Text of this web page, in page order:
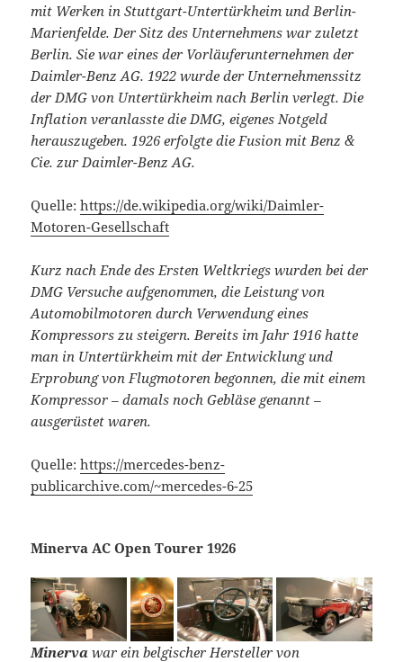
mit Werken in Stuttgart-Untertürkheim und Berlin-
Marienfelde. Der Sitz des Unternehmens war zuletzt
Berlin. Sie war eines der Vorläuferunternehmen der
Daimler-Benz AG. 1922 wurde der Unternehmenssitz
der DMG von Untertürkheim nach Berlin verlegt. Die
Inflation veranlasste die DMG, eigenes Notgeld
herauszugeben. 1926 erfolgte die Fusion mit Benz &
Cie. zur Daimler-Benz AG.
Quelle:https://de.wikipedia.org/wiki/Daimler-
Motoren-Gesellschaft
Kurz nach Ende des Ersten Weltkriegs wurden bei der
DMG Versuche aufgenommen, die Leistung von
Automobilmotoren durch Verwendung eines
Kompressors zu steigern. Bereits im Jahr 1916 hatte
man in Untertürkheim mit der Entwicklung und
Erprobung von Flugmotoren begonnen, die mit einem
Kompressor – damals noch Gebläse genannt –
ausgerüstet waren.
Quelle:https://mercedes-benz-
publicarchive.com/~mercedes-6-25
Minerva AC Open Tourer 1926
Minerva war ein belgischer Hersteller von